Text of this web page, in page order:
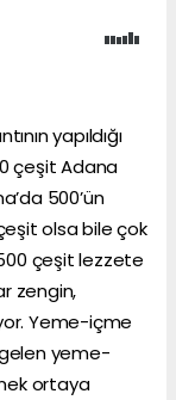
yapıldığı
çeşit Adana
500’ün
olsa bile çok
çeşit lezzete
zengin,
Yeme-içme
gelen yeme-
ortaya